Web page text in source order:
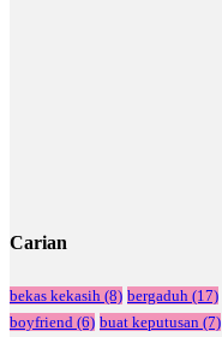
Carian
bekas kekasih (8) bergaduh (17)
boyfriend (6) buat keputusan (7)